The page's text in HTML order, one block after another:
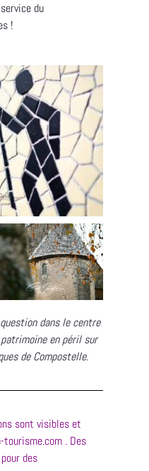
du
!
dans le centre
en péril sur
de Compostelle.
sont visibles et
. Des
des